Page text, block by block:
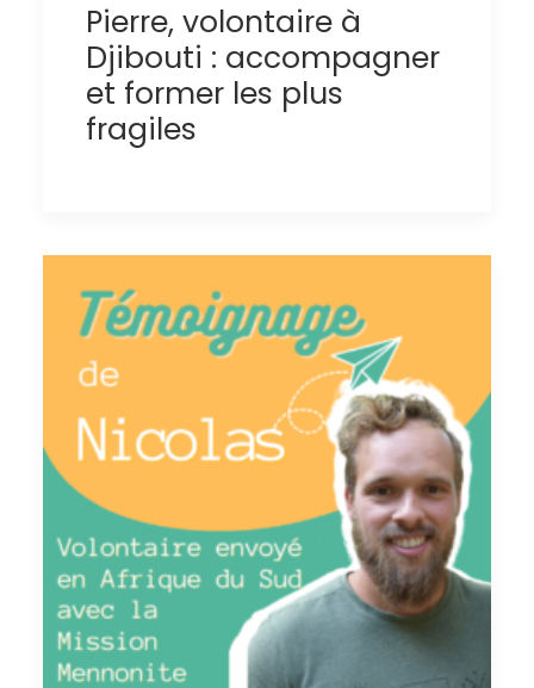
Pierre, volontaire à
Djibouti : accompagner
et former les plus
fragiles